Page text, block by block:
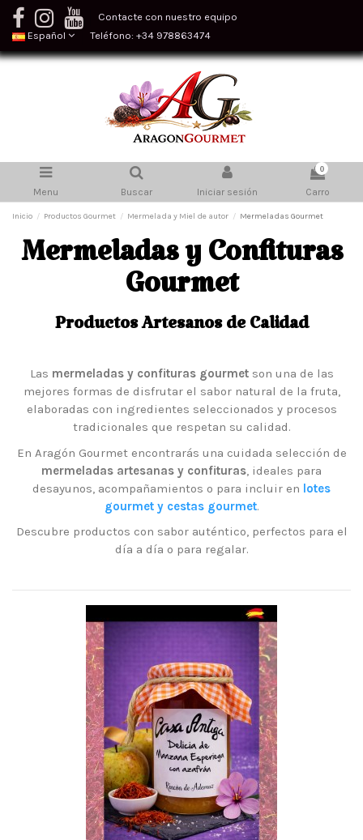
Contacte con nuestro equipo
Español
Teléfono: +34 978863474
Menu Buscar Iniciar sesión
0
Carro
Inicio Productos Gourmet Mermelada y Miel de autor Mermeladas Gourmet
Mermeladas y Confituras
Gourmet
Productos Artesanos de Calidad
Las mermeladas y confituras gourmetson una de las
mejores formas de disfrutar el sabor natural de la fruta,
elaboradas con ingredientes seleccionados y procesos
tradicionales que respetan su calidad.
En Aragón Gourmet encontrarás una cuidada selección de
mermeladas artesanas y confituras, ideales para
desayunos, acompañamientos o para incluir en lotes
gourmet y cestas gourmet.
Descubre productos con sabor auténtico, perfectos para el
día a día o para regalar.